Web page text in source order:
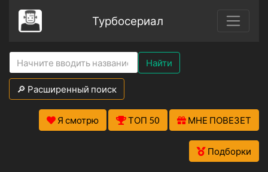
Турбосериал
Найти
🔎 Расширенный поиск
Я смотрю ТОП 50 МНЕ ПОВЕЗЕТ
Подборки